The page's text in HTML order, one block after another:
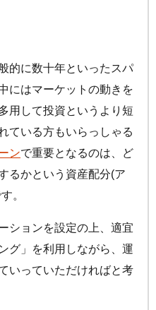
的に数十年といったスパ
にはマーケットの動きを
用して投資というより短
ている方もいらっしゃる
ンで重要となるのは、ど
るかという資産配分(ア
。
ションを設定の上、適宜
グ」を利用しながら、運
いっていただければと考